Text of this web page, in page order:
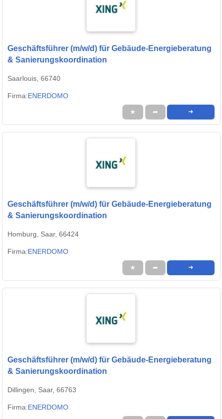
Geschäftsführer (m/w/d) für Gebäude-Energieberatung
& Sanierungskoordination
Saarlouis, 66740
Firma:ENERDOMO
★ ➦ ➜
Geschäftsführer (m/w/d) für Gebäude-Energieberatung
& Sanierungskoordination
Homburg, Saar, 66424
Firma:ENERDOMO
★ ➦ ➜
Geschäftsführer (m/w/d) für Gebäude-Energieberatung
& Sanierungskoordination
Dillingen, Saar, 66763
Firma:ENERDOMO